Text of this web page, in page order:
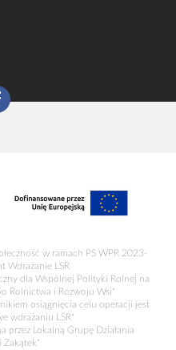
w ramach PS WPR 2023-
Wdrażanie LSR
dla Wspólnej Polityki Rolnej na
Rolnictwa i Rozwoju Wsi"
osiągnięcia celu operacji jest
wdrażaniu LSR"
przez Lokalną Grupę Działania
Zakątek"